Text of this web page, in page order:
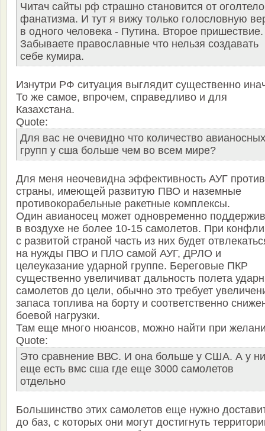
Читач сайты рф страшно становится от
фанатизма. И тут я вижу только голословную
в одного человека - Путина. Второе пришествие.
Забываете православные что нельзя создавать
себе кумира.
Изнутри РФ ситуация выглядит существенно
То же самое, впрочем, справедливо и для
Казахстана.
Quote:
Для вас не очевидно что количество авианосных
групп у сша больше чем во всем мире?
Для меня неочевидна эффективность АУГ против
страны, имеющей развитую ПВО и наземные
противокорабельные ракетные комплексы.
Один авианосец может одновременно
в воздухе не более 10-15 самолетов. При
с развитой страной часть из них будет
на нужды ПВО и ПЛО самой АУГ, ДРЛО и
целеуказание ударной группе. Береговые ПКР
существенно увеличиват дальность полета
самолетов до цели, обычно это требует
запаса топлива на борту и соответственно
боевой нагрузки.
Там еще много нюансов, можно найти при
Quote:
Это сравнение ВВС. И она больше у США. А у
еще есть вмс сша где еще 3000 самолетов
отдельно
Большинство этих самолетов еще нужно
до баз, с которых они могут достигнуть